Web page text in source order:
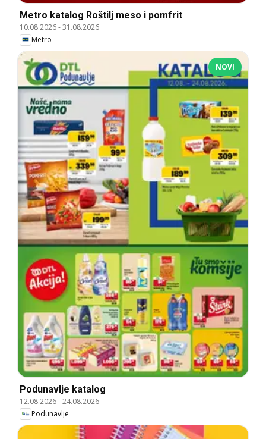
Metro katalog Roštilj meso i pomfrit
10.08.2026-31.08.2026
Metro
NOVI
Podunavlje katalog
12.08.2026-24.08.2026
Podunavlje